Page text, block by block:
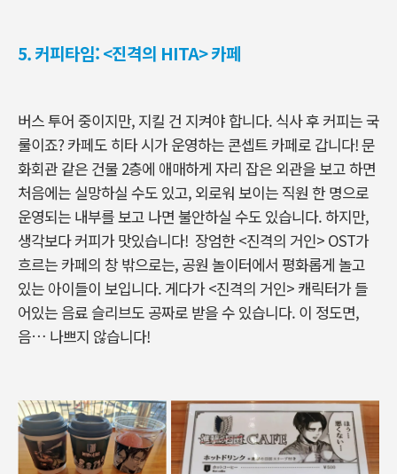
5. 커피타임: <진격의 HITA> 카페
버스 투어 중이지만, 지킬 건 지켜야 합니다. 식사 후 커피는 국
룰이죠? 카페도 히타 시가 운영하는 콘셉트 카페로 갑니다! 문
화회관 같은 건물 2층에 애매하게 자리 잡은 외관을 보고 하면
처음에는 실망하실 수도 있고, 외로워 보이는 직원 한 명으로
운영되는 내부를 보고 나면 불안하실 수도 있습니다. 하지만,
생각보다 커피가 맛있습니다! 장엄한 <진격의 거인> OST가
흐르는 카페의 창 밖으로는, 공원 놀이터에서 평화롭게 놀고
있는 아이들이 보입니다. 게다가 <진격의 거인> 캐릭터가 들
어있는 음료 슬리브도 공짜로 받을 수 있습니다. 이 정도면,
음… 나쁘지 않습니다!